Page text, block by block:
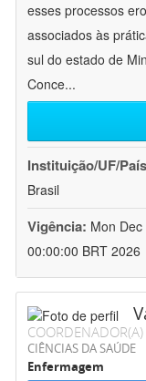
esses processos
associados às
sul do estado de
Conce...
Instituição/UF/
Brasil
Vigência: Mon
00:00:00 BRT 2026
COORDENADOR(A)
CIÊNCIAS DA SAÚDE
Enfermagem